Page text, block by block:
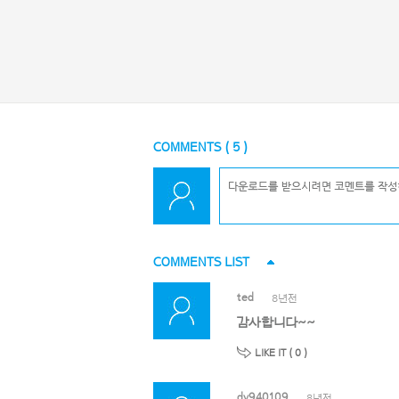
COMMENTS ( 5)
COMMENTS LIST
ted 8년전
감사합니다~~
LIKE IT ( 0 )
dy940109